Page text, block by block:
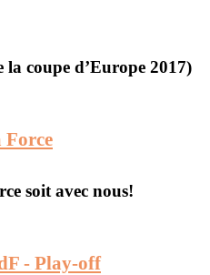
coupe d’Europe 2017)
soit avec nous!
- Play-off